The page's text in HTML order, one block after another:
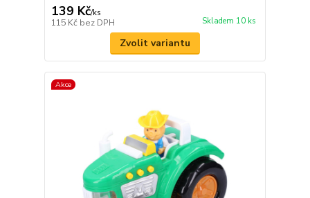
139 Kč/ks
115 Kč bez DPH Skladem 10 ks
Zvolit variantu
Akce